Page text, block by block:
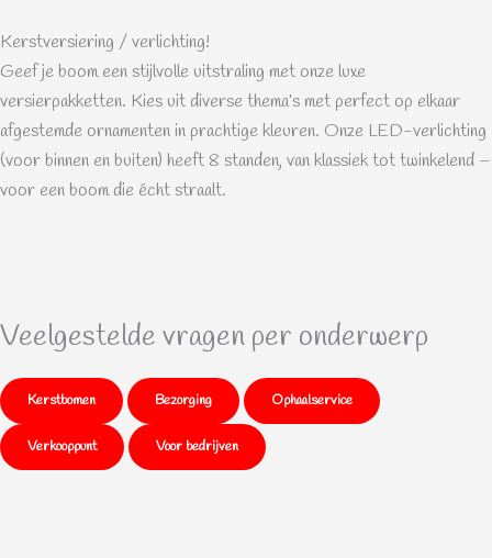
Kerstversiering / verlichting!
Geef je boom een stijlvolle uitstraling met onze luxe
versierpakketten. Kies uit diverse thema’s met perfect op elkaar
afgestemde ornamenten in prachtige kleuren. Onze LED-verlichting
(voor binnen en buiten) heeft 8 standen, van klassiek tot twinkelend –
voor een boom die écht straalt.
Veelgestelde vragen per onderwerp
Kerstbomen Bezorging Ophaalservice
Verkooppunt Voor bedrijven